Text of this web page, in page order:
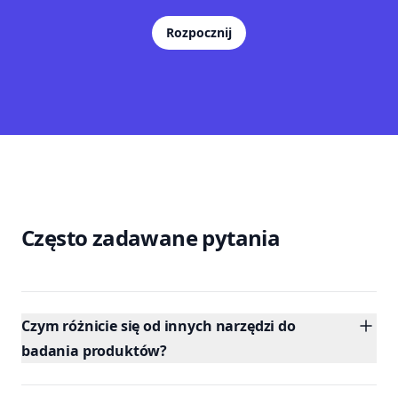
Rozpocznij
Często zadawane pytania
Czym różnicie się od innych narzędzi do
badania produktów?